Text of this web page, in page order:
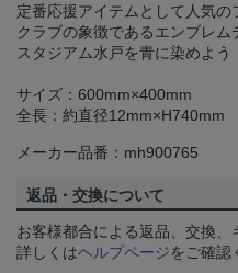
定番応援アイテムとして人気の
クラブの象徴であるエンブレ
スタジアム水戸を青に染めよう
サイズ：600mm×400mm
全長：約直径12mm×H740mm
メーカー品番：mh900765
返品・交換について
お客様都合による返品、交換、
詳しくはヘルプページをご確認